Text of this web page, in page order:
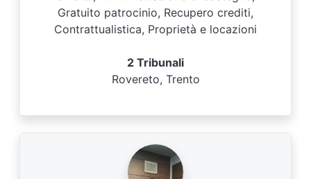
Gratuito patrocinio, Recupero crediti,
Contrattualistica, Proprietà e locazioni
2 Tribunali
Rovereto, Trento